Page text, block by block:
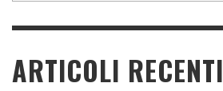
ARTICOLI RECENTI